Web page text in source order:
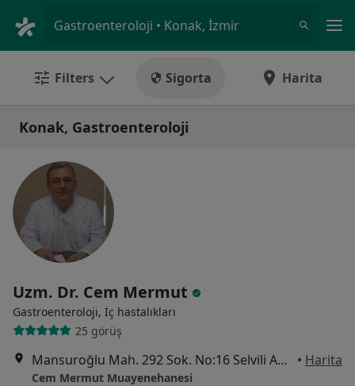
Gastroenteroloji • Konak, İzmir
Filters Sigorta Harita
Konak, Gastroenteroloji
Uzm. Dr. Cem Mermut
Gastroenteroloji, İç hastalıkları
25 görüş
Mansuroğlu Mah. 292 Sok. No:16 Selvili Apt. Zemin Kat, İzmir • Harita
Cem Mermut Muayenehanesi